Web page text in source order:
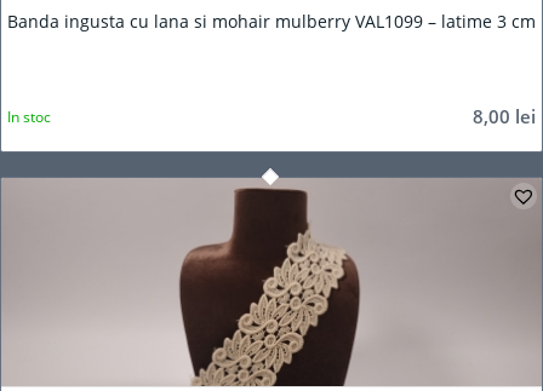
Banda ingusta cu lana si mohair mulberry VAL1099 – latime 3 cm
8,00 lei
In stoc